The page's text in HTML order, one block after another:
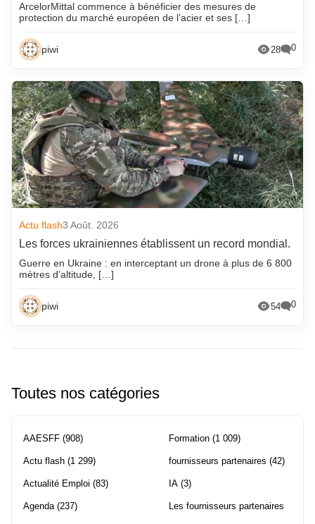
ArcelorMittal commence à bénéficier des mesures de
protection du marché européen de l’acier et ses […]
piwi 28 0
Actu flash3 Août. 2026
Les forces ukrainiennes établissent un record mondial.
Guerre en Ukraine : en interceptant un drone à plus de 6 800
mètres d’altitude, […]
piwi 54 0
Toutes nos catégories
AAESFF (908)
Actu flash (1 299)
Actualité Emploi (83)
Agenda (237)
Formation (1 009)
fournisseurs partenaires (42)
IA (3)
Les fournisseurs partenaires